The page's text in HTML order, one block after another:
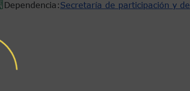
Dependencia:Secretaría de participación y